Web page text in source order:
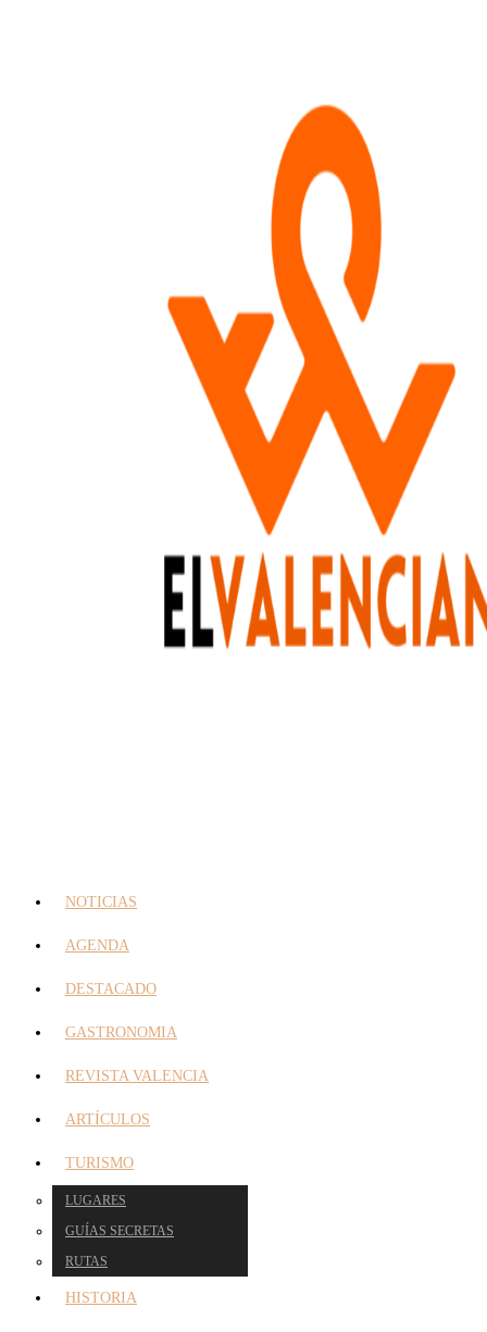
NOTICIAS
AGENDA
DESTACADO
GASTRONOMIA
REVISTA VALENCIA
ARTÍCULOS
TURISMO
LUGARES
GUÍAS SECRETAS
RUTAS
HISTORIA